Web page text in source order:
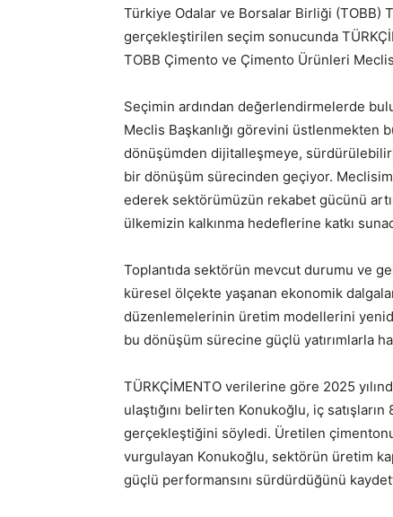
Türkiye Odalar ve Borsalar Birliği (TOBB)
gerçekleştirilen seçim sonucunda
TOBB Çimento ve Çimento Ürünleri
Seçimin ardından değerlendirmelerde
Meclis Başkanlığı görevini
dönüşümden dijitalleşmeye,
bir dönüşüm sürecinden geçiyor.
ederek sektörümüzün rekabet gücünü
ülkemizin kalkınma hedeflerine katkı
Toplantıda sektörün mevcut durumu ve
küresel ölçekte yaşanan ekonomik
düzenlemelerinin üretim modellerini
bu dönüşüm sürecine güçlü yatırımlarla
TÜRKÇİMENTO verilerine göre 2025
ulaştığını belirten Konukoğlu, iç
gerçekleştiğini söyledi. Üretilen
vurgulayan Konukoğlu, sektörün üretim
güçlü performansını sürdürdüğünü